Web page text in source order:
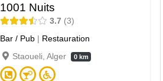
1001 Nuits
3.7
3
Bar / Pub | Restauration
Staoueli, Alger
0 km